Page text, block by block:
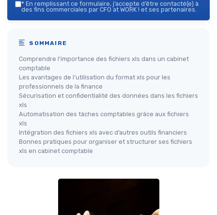
* En remplissant ce formulaire, j’accepte d’être contacté(e) à
des fins commerciales par CFO at WORK ! et ses partenaires.
SOMMAIRE
Comprendre l’importance des fichiers xls dans un cabinet
comptable
Les avantages de l’utilisation du format xls pour les
professionnels de la finance
Sécurisation et confidentialité des données dans les fichiers
xls
Automatisation des tâches comptables grâce aux fichiers
xls
Intégration des fichiers xls avec d’autres outils financiers
Bonnes pratiques pour organiser et structurer ses fichiers
xls en cabinet comptable